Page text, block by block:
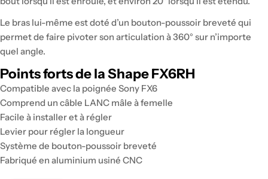
Le bras lui-même est doté d’un bouton-poussoir breveté qui
permet de faire pivoter son articulation à 360° sur n’importe
quel angle.
Points forts de la Shape FX6RH
Compatible avec la poignée Sony FX6
Comprend un câble LANC mâle à femelle
Facile à installer et à régler
Levier pour régler la longueur
Système de bouton-poussoir breveté
Fabriqué en aluminium usiné CNC